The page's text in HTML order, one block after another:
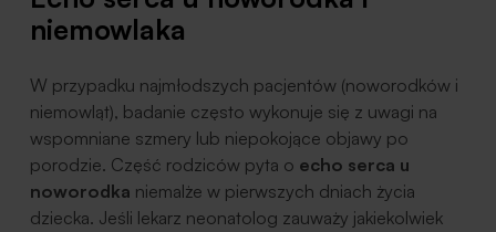
niemowlaka
W przypadku najmłodszych pacjentów (noworodków i
niemowląt), badanie często wykonuje się z uwagi na
wspomniane szmery lub niepokojące objawy po
porodzie. Część rodziców pyta o echo serca u
noworodka niemalże w pierwszych dniach życia
dziecka. Jeśli lekarz neonatolog zauważy jakiekolwiek